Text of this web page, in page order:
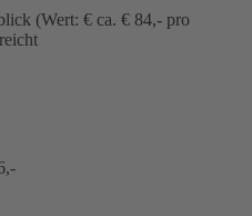
(Wert: € ca. € 84,- pro